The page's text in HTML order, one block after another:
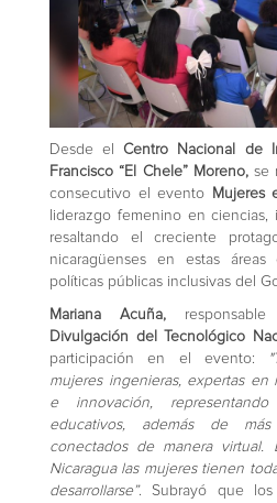
Desde elCentro Nacional de
Francisco “El Chele” Moreno,se
consecutivo el evento
Mujeres
liderazgo femenino en ciencias,
resaltando el creciente
nicaragüenses en estas
políticas públicas inclusivas del
Mariana Acuña,
Divulgación del Tecnológico
participación en el evento:
mujeres ingenieras, expertas en
e innovación,
educativos, además de
conectados de manera virtual.
Nicaragua las mujeres tienen
desarrollarse”. Subrayó que los